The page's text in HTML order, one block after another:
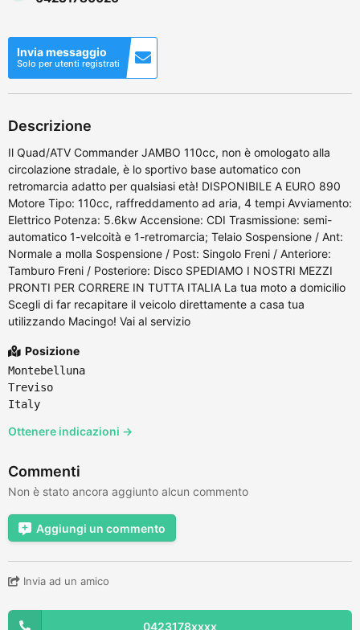
Invia messaggio
Solo per utenti registrati
Descrizione
Il Quad/ATV Commander JAMBO 110cc, non è omologato alla
circolazione stradale, è lo sportivo base automatico con
retromarcia adatto per qualsiasi età! DISPONIBILE A EURO 890
Motore Tipo: 110cc, raffreddamento ad aria, 4 tempi Avviamento:
Elettrico Potenza: 5.6kw Accensione: CDI Trasmissione: semi-
automatico 1-velcoità e 1-retromarcia; Telaio Sospensione / Ant:
Normale a molla Sospensione / Post: Singolo Freni / Anteriore:
Tamburo Freni / Posteriore: Disco SPEDIAMO I NOSTRI MEZZI
PRONTI PER CORRERE IN TUTTA ITALIA La tua moto a domicilio
Scegli di far recapitare il veicolo direttamente a casa tua
utilizzando Macingo! Vai al servizio
Posizione
Montebelluna
Treviso
Italy
Ottenere indicazioni →
Commenti
Non è stato ancora aggiunto alcun commento
Aggiungi un commento
Invia ad un amico
0423178xxxx